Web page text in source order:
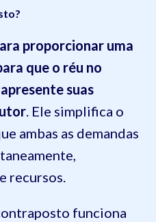
proporcionar uma
que o réu no
suas
. Ele simplifica o
ambas as demandas
recursos.
funciona